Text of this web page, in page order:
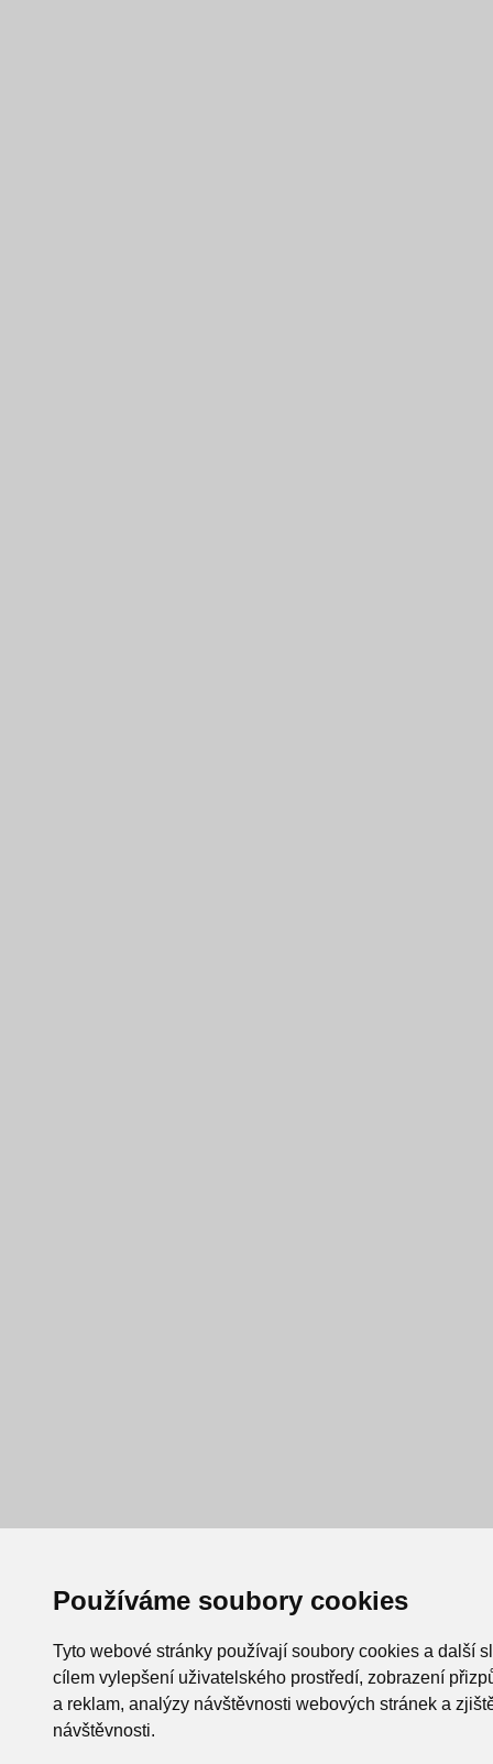
Používáme soubory cookies
Tyto webové stránky používají soubory cookies a další
cílem vylepšení uživatelského prostředí, zobrazení
a reklam, analýzy návštěvnosti webových stránek a
návštěvnosti.